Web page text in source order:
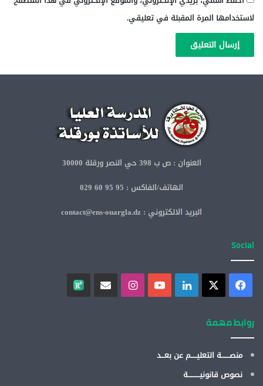
لاستخدامها المرة المقبلة في تعليقي.
العنوان : ص ب 398 حي النصر ورقلة 30000
الهاتف/الفاكس : 95 95 60 029
البريد الالكتروني : contact@ens-ouargla.dz
Social
روابط مهمة
منصـــــــة التعليـــــم عن بعـــد
نصوص قانونيــــــــــة